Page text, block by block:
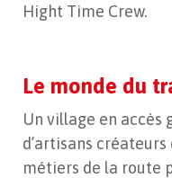
Hight Time Crew.
Le monde du
Un village en accès
d’artisans
métiers de la route